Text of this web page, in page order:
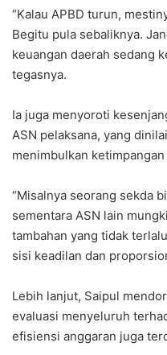
“Kalau APBD turun,
Begitu pula sebaliknya.
keuangan daerah sedang
tegasnya.
Ia juga menyoroti
ASN pelaksana, yang
menimbulkan
“Misalnya seorang sekda
sementara ASN lain
tambahan yang tidak
sisi keadilan dan
Lebih lanjut, Saipul
evaluasi menyeluruh
efisiensi anggaran juga